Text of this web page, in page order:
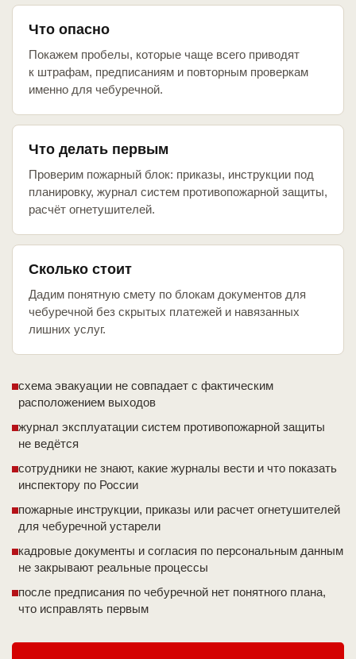
Что опасно
Покажем пробелы, которые чаще всего приводят
к штрафам, предписаниям и повторным проверкам
именно для чебуречной.
Что делать первым
Проверим пожарный блок: приказы, инструкции под
планировку, журнал систем противопожарной защиты,
расчёт огнетушителей.
Сколько стоит
Дадим понятную смету по блокам документов для
чебуречной без скрытых платежей и навязанных
лишних услуг.
схема эвакуации не совпадает с фактическим
расположением выходов
журнал эксплуатации систем противопожарной защиты
не ведётся
сотрудники не знают, какие журналы вести и что показать
инспектору по России
пожарные инструкции, приказы или расчет огнетушителей
для чебуречной устарели
кадровые документы и согласия по персональным данным
не закрывают реальные процессы
после предписания по чебуречной нет понятного плана,
что исправлять первым